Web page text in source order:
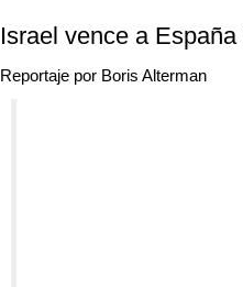
Israel vence a
Reportaje por Boris Alterman